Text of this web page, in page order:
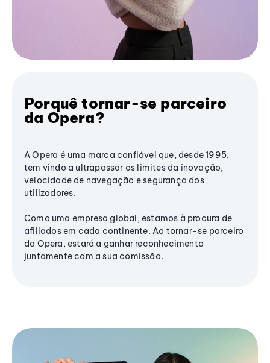
Porquê tornar-se parceiro
da Opera?
A Opera é uma marca confiável que, desde 1995,
tem vindo a ultrapassar os limites da inovação,
velocidade de navegação e segurança dos
utilizadores.
Como uma empresa global, estamos à procura de
afiliados em cada continente. Ao tornar-se parceiro
da Opera, estará a ganhar reconhecimento
juntamente com a sua comissão.